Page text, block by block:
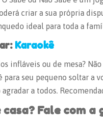
criar a sua própria
ideal para toda a
Karaokê
infláveis ou de mesa?
seu pequeno soltar a
a todos.
Fale com a